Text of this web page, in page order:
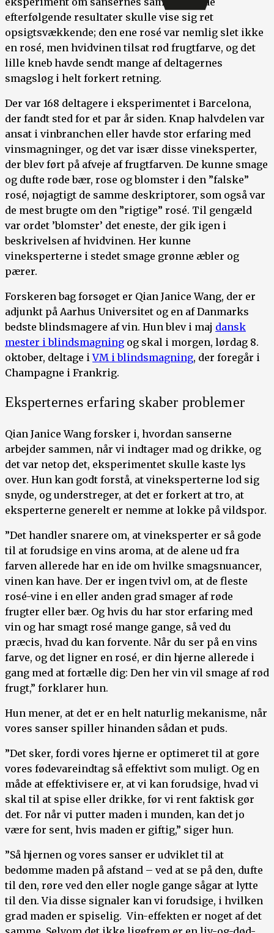
efterfølgende resultater skulle vise sig ret
opsigtsvækkende; den ene rosé var nemlig slet ikke
en rosé, men hvidvinen tilsat rød frugtfarve, og det
lille kneb havde sendt mange af deltagernes
smagsløg i helt forkert retning.
Der var 168 deltagere i eksperimentet i Barcelona,
der fandt sted for et par år siden. Knap halvdelen var
ansat i vinbranchen eller havde stor erfaring med
vinsmagninger, og det var især disse vineksperter,
der blev ført på afveje af frugtfarven. De kunne smage
og dufte røde bær, rose og blomster i den ”falske”
rosé, nøjagtigt de samme deskriptorer, som også var
de mest brugte om den ”rigtige” rosé. Til gengæld
var ordet ’blomster’ det eneste, der gik igen i
beskrivelsen af hvidvinen. Her kunne
vineksperterne i stedet smage grønne æbler og
pærer.
Forskeren bag forsøget er Qian Janice Wang, der er
adjunkt på Aarhus Universitet og en af Danmarks
bedste blindsmagere af vin. Hun blev i maj dansk
mester i blindsmagning og skal i morgen, lørdag 8.
oktober, deltage iVM i blindsmagning, der foregår i
Champagne i Frankrig.
Eksperternes erfaring skaber problemer
Qian Janice Wang forsker i, hvordan sanserne
arbejder sammen, når vi indtager mad og drikke, og
det var netop det, eksperimentet skulle kaste lys
over. Hun kan godt forstå, at vineksperterne lod sig
snyde, og understreger, at det er forkert at tro, at
eksperterne generelt er nemme at lokke på vildspor.
”Det handler snarere om, at vineksperter er så gode
til at forudsige en vins aroma, at de alene ud fra
farven allerede har en ide om hvilke smagsnuancer,
vinen kan have. Der er ingen tvivl om, at de fleste
rosé-vine i en eller anden grad smager af røde
frugter eller bær. Og hvis du har stor erfaring med
vin og har smagt rosé mange gange, så ved du
præcis, hvad du kan forvente. Når du ser på en vins
farve, og det ligner en rosé, er din hjerne allerede i
gang med at fortælle dig: Den her vin vil smage af rød
frugt,” forklarer hun.
Hun mener, at det er en helt naturlig mekanisme, når
vores sanser spiller hinanden sådan et puds.
”Det sker, fordi vores hjerne er optimeret til at gøre
vores fødevareindtag så effektivt som muligt. Og en
måde at effektivisere er, at vi kan forudsige, hvad vi
skal til at spise eller drikke, før vi rent faktisk gør
det. For når vi putter maden i munden, kan det jo
være for sent, hvis maden er giftig,” siger hun.
”Så hjernen og vores sanser er udviklet til at
bedømme maden på afstand – ved at se på den, dufte
til den, røre ved den eller nogle gange sågar at lytte
til den. Via disse signaler kan vi forudsige, i hvilken
grad maden er spiselig. Vin-effekten er noget af det